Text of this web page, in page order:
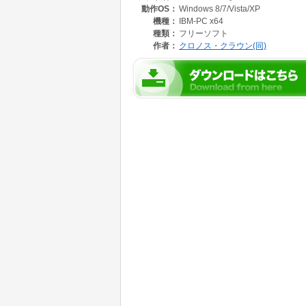
また、exeの起動オプションに「-d:{{～}}」と
Chromeには「IE Tab」エクステンションが
動作OS： Windows 8/7/Vista/XP
機種：
IBM-PC x64
種類： フリーソフト
作者： クロノス・クラウン(同)